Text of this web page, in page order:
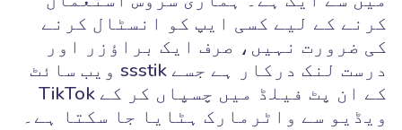
کرنے کے لیے کسی ایپ کو انسٹال کرنے
کی ضرورت نہیں، صرف ایک براؤزر اور
درست لنک درکار ہے جسے ssstik ویب سائٹ
کے ان پٹ فیلڈ میں چسپاں کر کے TikTok
ویڈیو سے واٹرمارک ہٹایا جا سکتا ہے۔